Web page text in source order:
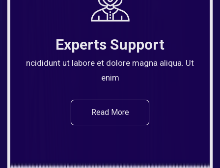
Experts Support
ncididunt ut labore et dolore magna aliqua. Ut
enim
Read More